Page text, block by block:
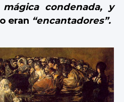
condenada, y
eran “encantadores”.